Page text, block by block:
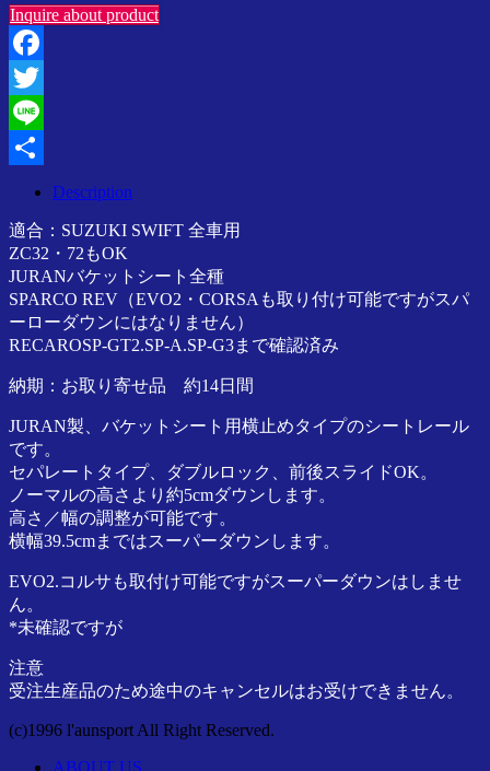
ト
／
ラ
ン
サ
ー
／
SPARCO
Corse
ア
ジ
ア
正
規
理
Inquire about product
Facebook
Twitter
Line
Description
適合：SUZUKI SWIFT 全車用
ZC32・72もOK
JURANバケットシート全種
SPARCO REV（EVO2・CORSAも取り付け可能ですがスパ
ーローダウンにはなりません）
RECAROSP-GT2.SP-A.SP-G3まで確認済み
納期：お取り寄せ品 約14日間
JURAN製、バケットシート用横止めタイプのシートレール
です。
セパレートタイプ、ダブルロック、前後スライドOK。
ノーマルの高さより約5cmダウンします。
高さ／幅の調整が可能です。
横幅39.5cmまではスーパーダウンします。
EVO2.コルサも取付け可能ですがスーパーダウンはしませ
ん。
*未確認ですが
注意
受注生産品のため途中のキャンセルはお受けできません。
(c)1996 l'aunsport All Right Reserved.
ABOUT US